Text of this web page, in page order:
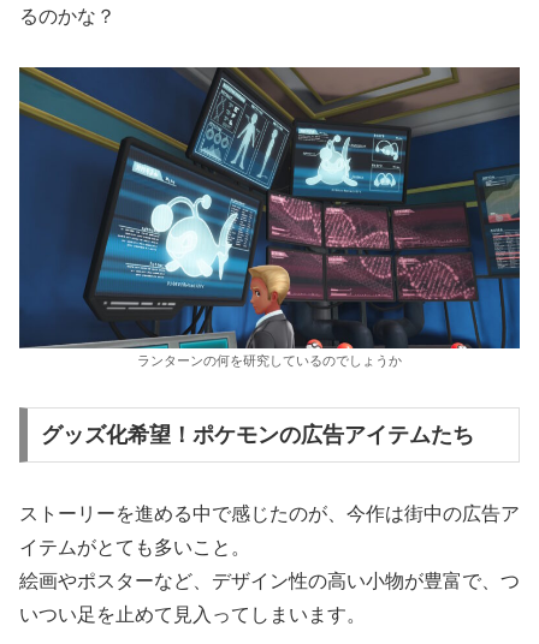
るのかな？
ランターンの何を研究しているのでしょうか
グッズ化希望！ポケモンの広告アイテムたち
ストーリーを進める中で感じたのが、今作は街中の広告ア
イテムがとても多いこと。
絵画やポスターなど、デザイン性の高い小物が豊富で、つ
いつい足を止めて見入ってしまいます。